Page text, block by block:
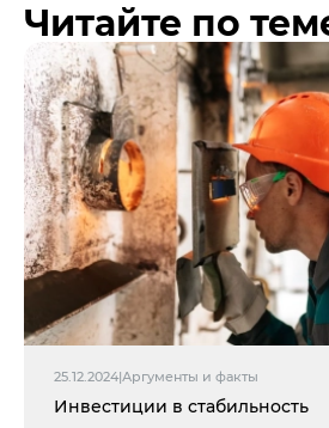
Читайте по
25.12.2024|Аргументы и факты
Инвестиции в стабильность